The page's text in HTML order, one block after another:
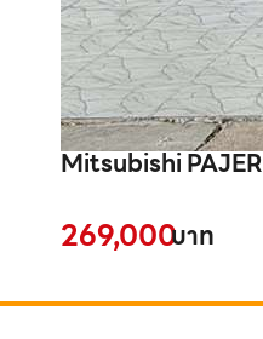
Mitsubishi
269,000บาท